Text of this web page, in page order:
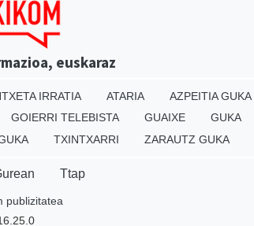
euskaraz
IRRATIA ATARIA AZPEITIA GUKA
GOIERRI TELEBISTA GUAIXE GUKA
TXINTXARRI ZARAUTZ GUKA
Ttap
publizitatea